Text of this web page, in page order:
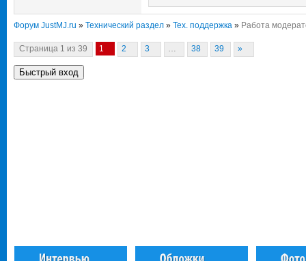
мобильного
Сервис
страны Балтии
Форум JustMJ.ru » Технический раздел » Тех. поддержка » Работа
Страница 1 из 39 1 2 3 … 38 39 »